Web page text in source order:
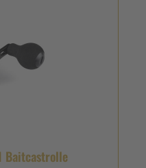
Baitcastrolle